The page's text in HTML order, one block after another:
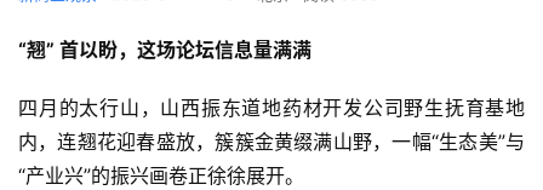
“翘” 首以盼，这场论坛信息量满满
四月的太行山，山西振东道地药材开发公司野生抚育基地
内，连翘花迎春盛放，簇簇金黄缀满山野，一幅“生态美”与
“产业兴”的振兴画卷正徐徐展开。